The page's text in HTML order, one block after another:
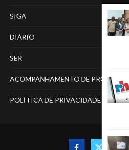
SIGA
DIÁRIO
SER
ACOMPANHAMENTO DE PROCESSOS
POLÍTICA DE PRIVACIDADE